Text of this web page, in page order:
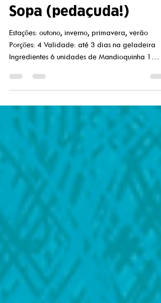
Silvia Perotti
Sopa (pedaçuda!)
Estações: outono, inverno, primavera, verão
Ingredientes 6 unidades de Mandioquinha 1
maço...